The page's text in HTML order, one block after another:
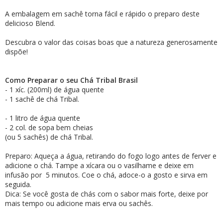
A embalagem em sachê torna fácil e rápido o preparo deste
delicioso Blend.
Descubra o valor das coisas boas que a natureza generosamente
dispõe!
Como Preparar o seu Chá Tribal Brasil
- 1 xíc. (200ml) de água quente
- 1 sachê de chá Tribal.
- 1 litro de água quente
- 2 col. de sopa bem cheias
(ou 5 sachês) de chá Tribal.
Preparo: Aqueça a água, retirando do fogo logo antes de ferver e
adicione o chá. Tampe a xícara ou o vasilhame e deixe em
infusão por 5 minutos. Coe o chá, adoce-o a gosto e sirva em
seguida.
Dica: Se você gosta de chás com o sabor mais forte, deixe por
mais tempo ou adicione mais erva ou sachês.